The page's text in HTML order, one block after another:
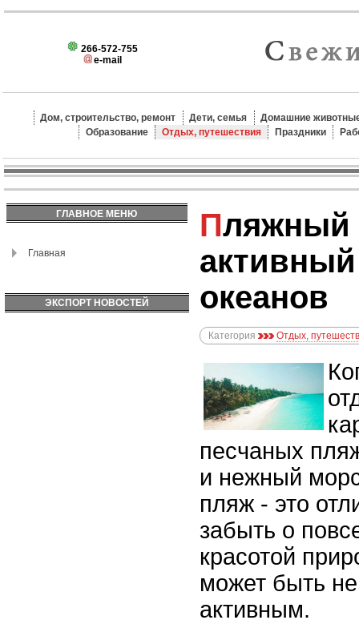
266-572-755
e-mail
Дом, строительство, ремонт Дети, семья
Домашние
Образование
Отдых, путешествия Праздники
ГЛАВНОЕ МЕНЮ
Главная
ЭКСПОРТ НОВОСТЕЙ
Пляжный отдых: релакс и
океанов
Категория Отдых,
песчаных
и нежный
пляж - это
забыть о
красотой
может быть
активным.